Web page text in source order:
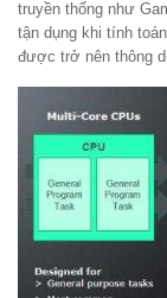
truyền thống như
tận dụng khi tính
được trở nên thông